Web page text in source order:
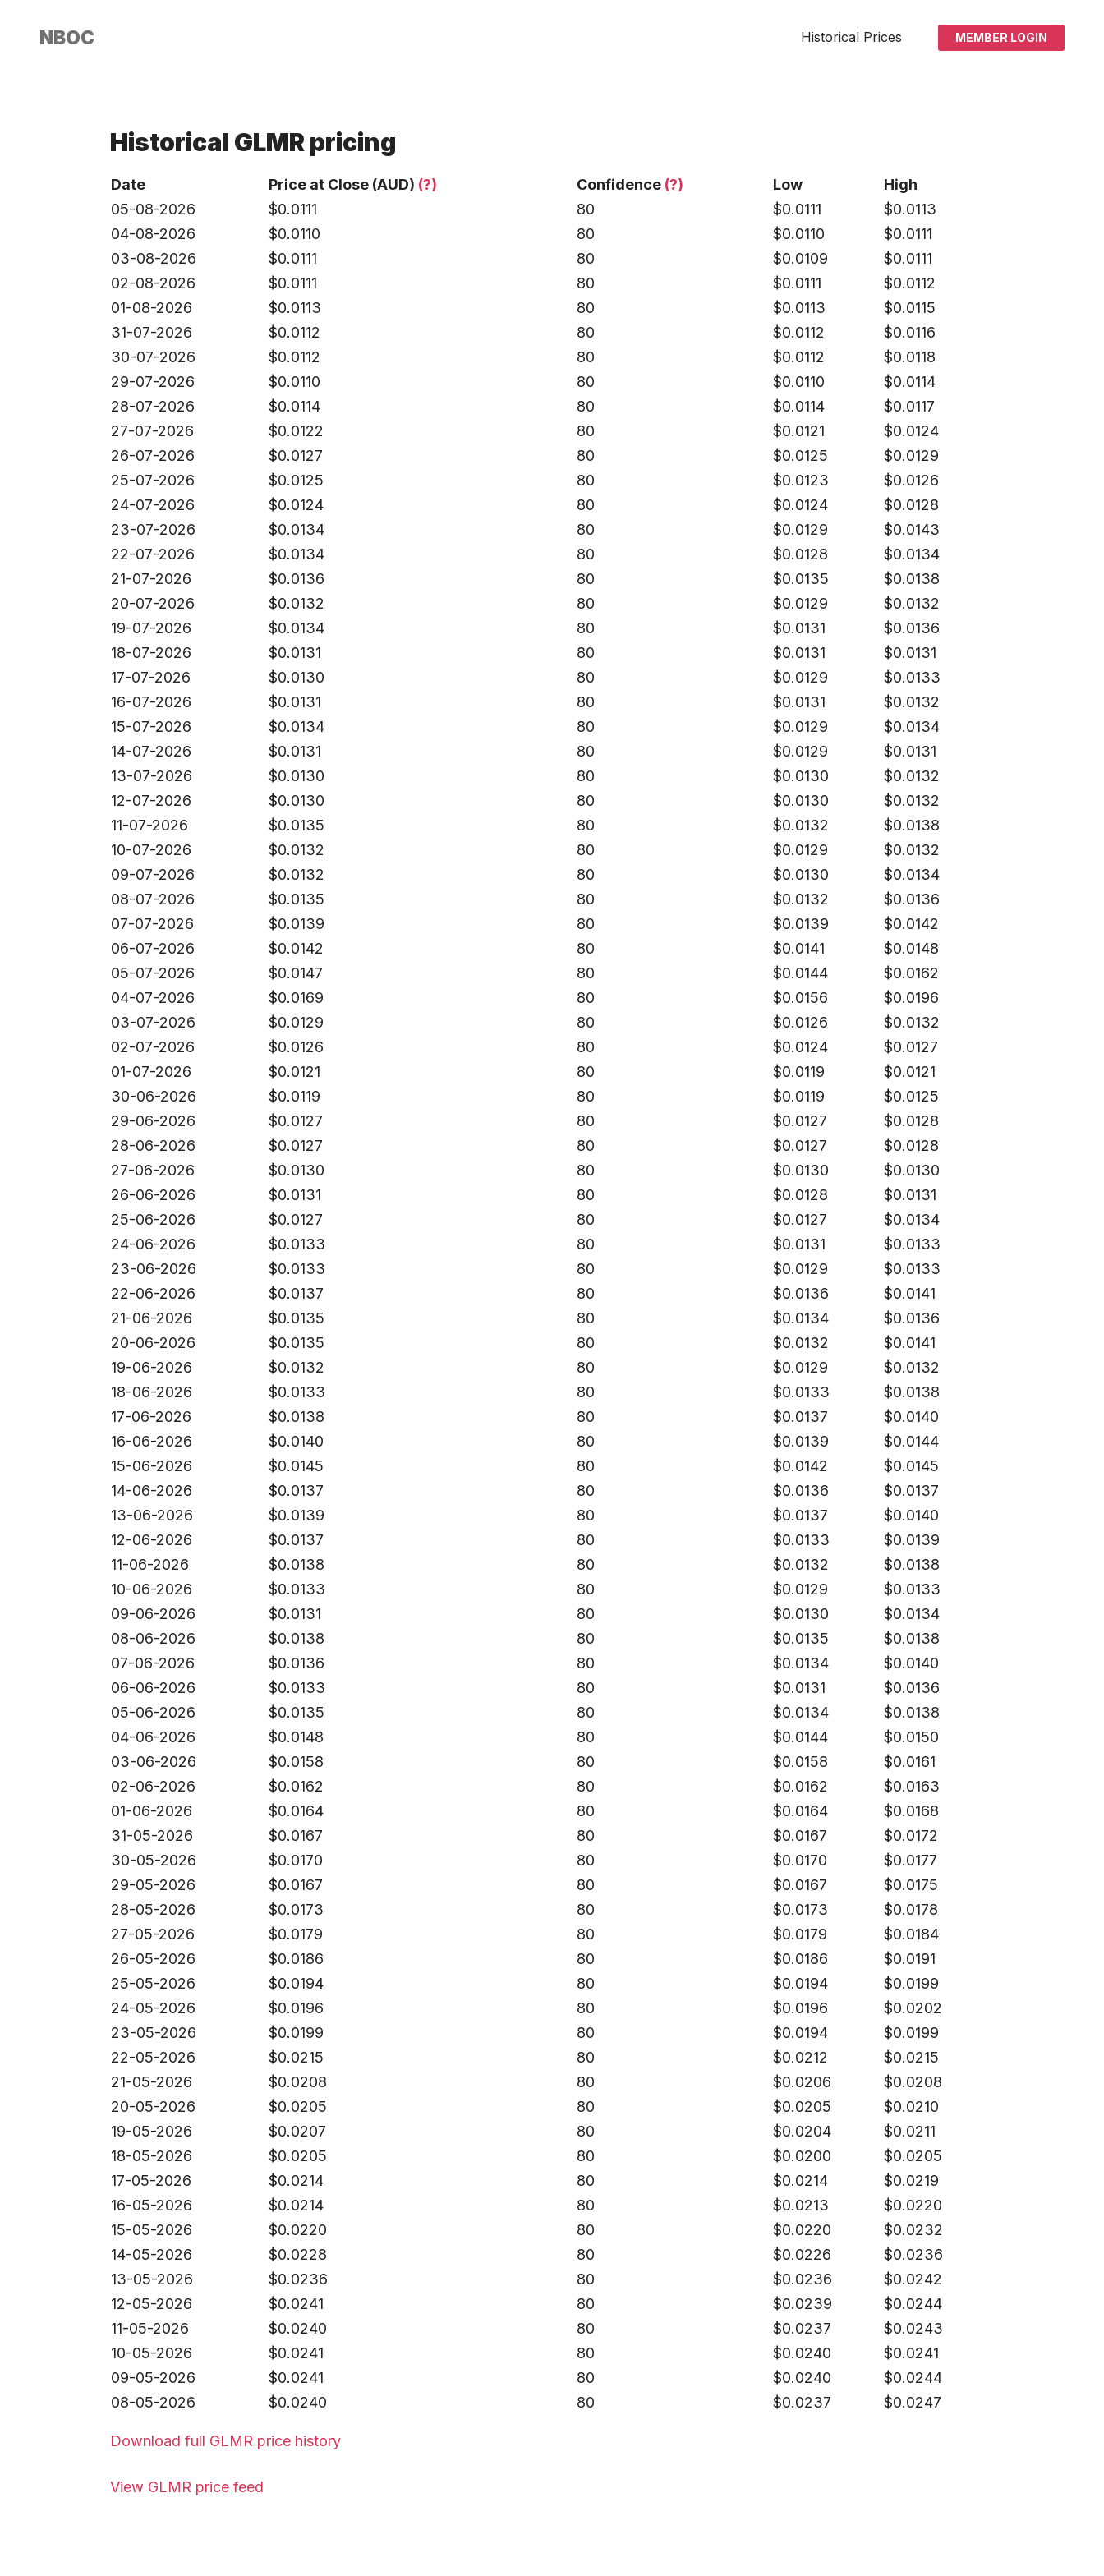
NBOC Historical Prices MEMBER LOGIN
Historical GLMR pricing
Date Price at Close (AUD) (?) Confidence (?) Low
High
05-08-2026
$0.0111 80 $0.0111 $0.0113
04-08-2026
$0.0110 80 $0.0110 $0.0111
03-08-2026
$0.0111 80 $0.0109 $0.0111
02-08-2026
$0.0111 80 $0.0111 $0.0112
01-08-2026
$0.0113 80 $0.0113 $0.0115
31-07-2026
$0.0112 80 $0.0112 $0.0116
30-07-2026
$0.0112 80 $0.0112 $0.0118
29-07-2026
$0.0110 80 $0.0110 $0.0114
28-07-2026
$0.0114 80 $0.0114 $0.0117
27-07-2026
$0.0122 80 $0.0121 $0.0124
26-07-2026
$0.0127 80 $0.0125 $0.0129
25-07-2026
$0.0125 80 $0.0123 $0.0126
24-07-2026
$0.0124 80 $0.0124 $0.0128
23-07-2026
$0.0134 80 $0.0129 $0.0143
22-07-2026
$0.0134 80 $0.0128 $0.0134
21-07-2026
$0.0136 80 $0.0135 $0.0138
20-07-2026
$0.0132 80 $0.0129 $0.0132
19-07-2026
$0.0134 80 $0.0131 $0.0136
18-07-2026
$0.0131 80 $0.0131 $0.0131
17-07-2026
$0.0130 80 $0.0129 $0.0133
16-07-2026
$0.0131 80 $0.0131 $0.0132
15-07-2026
$0.0134 80 $0.0129 $0.0134
14-07-2026
$0.0131 80 $0.0129 $0.0131
13-07-2026
$0.0130 80 $0.0130 $0.0132
12-07-2026
$0.0130 80 $0.0130 $0.0132
11-07-2026
$0.0135 80 $0.0132 $0.0138
10-07-2026
$0.0132 80 $0.0129 $0.0132
09-07-2026
$0.0132 80 $0.0130 $0.0134
08-07-2026
$0.0135 80 $0.0132 $0.0136
07-07-2026
$0.0139 80 $0.0139 $0.0142
06-07-2026
$0.0142 80 $0.0141 $0.0148
05-07-2026
$0.0147 80 $0.0144 $0.0162
04-07-2026
$0.0169 80 $0.0156 $0.0196
03-07-2026
$0.0129 80 $0.0126 $0.0132
02-07-2026
$0.0126 80 $0.0124 $0.0127
01-07-2026
$0.0121 80 $0.0119 $0.0121
30-06-2026
$0.0119 80 $0.0119 $0.0125
29-06-2026
$0.0127 80 $0.0127 $0.0128
28-06-2026
$0.0127 80 $0.0127 $0.0128
27-06-2026
$0.0130 80 $0.0130 $0.0130
26-06-2026
$0.0131 80 $0.0128 $0.0131
25-06-2026
$0.0127 80 $0.0127 $0.0134
24-06-2026
$0.0133 80 $0.0131 $0.0133
23-06-2026
$0.0133 80 $0.0129 $0.0133
22-06-2026
$0.0137 80 $0.0136 $0.0141
21-06-2026
$0.0135 80 $0.0134 $0.0136
20-06-2026
$0.0135 80 $0.0132 $0.0141
19-06-2026
$0.0132 80 $0.0129 $0.0132
18-06-2026
$0.0133 80 $0.0133 $0.0138
17-06-2026
$0.0138 80 $0.0137 $0.0140
16-06-2026
$0.0140 80 $0.0139 $0.0144
15-06-2026
$0.0145 80 $0.0142 $0.0145
14-06-2026
$0.0137 80 $0.0136 $0.0137
13-06-2026
$0.0139 80 $0.0137 $0.0140
12-06-2026
$0.0137 80 $0.0133 $0.0139
11-06-2026
$0.0138 80 $0.0132 $0.0138
10-06-2026
$0.0133 80 $0.0129 $0.0133
09-06-2026
$0.0131 80 $0.0130 $0.0134
08-06-2026
$0.0138 80 $0.0135 $0.0138
07-06-2026
$0.0136 80 $0.0134 $0.0140
06-06-2026
$0.0133 80 $0.0131 $0.0136
05-06-2026
$0.0135 80 $0.0134 $0.0138
04-06-2026
$0.0148 80 $0.0144 $0.0150
03-06-2026
$0.0158 80 $0.0158 $0.0161
02-06-2026
$0.0162 80 $0.0162 $0.0163
01-06-2026
$0.0164 80 $0.0164 $0.0168
31-05-2026
$0.0167 80 $0.0167 $0.0172
30-05-2026
$0.0170 80 $0.0170 $0.0177
29-05-2026
$0.0167 80 $0.0167 $0.0175
28-05-2026
$0.0173 80 $0.0173 $0.0178
27-05-2026
$0.0179 80 $0.0179 $0.0184
26-05-2026
$0.0186 80 $0.0186 $0.0191
25-05-2026
$0.0194 80 $0.0194 $0.0199
24-05-2026
$0.0196 80 $0.0196 $0.0202
23-05-2026
$0.0199 80 $0.0194 $0.0199
22-05-2026
$0.0215 80 $0.0212 $0.0215
21-05-2026
$0.0208 80 $0.0206 $0.0208
20-05-2026
$0.0205 80 $0.0205 $0.0210
19-05-2026
$0.0207 80 $0.0204 $0.0211
18-05-2026
$0.0205 80 $0.0200 $0.0205
17-05-2026
$0.0214 80 $0.0214 $0.0219
16-05-2026
$0.0214 80 $0.0213 $0.0220
15-05-2026
$0.0220 80 $0.0220 $0.0232
14-05-2026
$0.0228 80 $0.0226 $0.0236
13-05-2026
$0.0236 80 $0.0236 $0.0242
12-05-2026
$0.0241 80 $0.0239 $0.0244
11-05-2026
$0.0240 80 $0.0237 $0.0243
10-05-2026
$0.0241 80 $0.0240 $0.0241
09-05-2026
$0.0241 80 $0.0240 $0.0244
08-05-2026
$0.0240 80 $0.0237 $0.0247
Download full GLMR price history
View GLMR price feed